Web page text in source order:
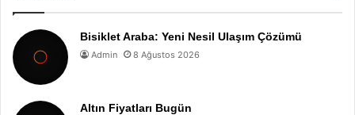
Bisiklet Araba: Yeni Nesil Ulaşım Çözümü
Admin 8 Ağustos 2026
Altın Fiyatları Bugün